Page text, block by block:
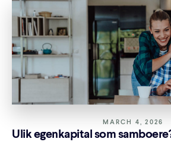
MARCH 4, 2026
Ulik egenkapital som